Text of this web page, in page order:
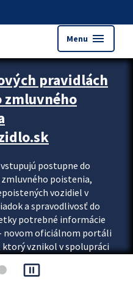
Menu menu
pravidlách
postupne do
poistenia,
vozidiel v
a spravodlivosť do
potrebné informácie
novom oficiálnom portáli
vznikol v spolupráci
vnútra SR.
pause_presentation